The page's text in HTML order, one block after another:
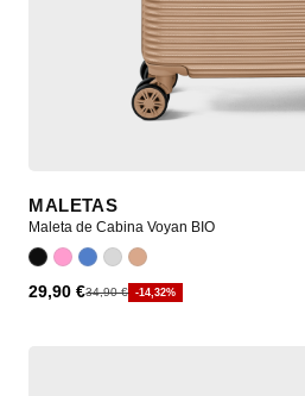
MALETAS
Maleta de Cabina Voyan BIO
29,90 €34,90 € -14,32%